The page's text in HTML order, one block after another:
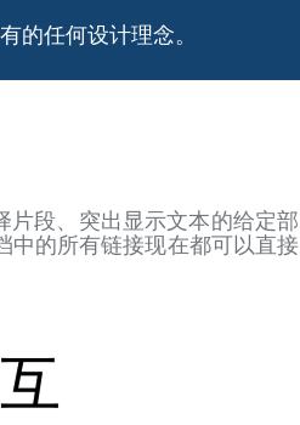
任何设计理念。
段、突出显示文本的给定部
的所有链接现在都可以直接